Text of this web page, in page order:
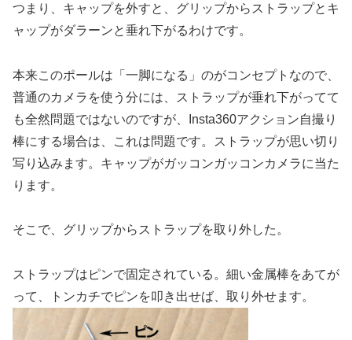
つまり、キャップを外すと、グリップからストラップとキ
ャップがダラーンと垂れ下がるわけです。
本来このポールは「一脚になる」のがコンセプトなので、
普通のカメラを使う分には、ストラップが垂れ下がってて
も全然問題ではないのですが、Insta360アクション自撮り
棒にする場合は、これは問題です。ストラップが思い切り
写り込みます。キャップがガッコンガッコンカメラに当た
ります。
そこで、グリップからストラップを取り外した。
ストラップはピンで固定されている。細い金属棒をあてが
って、トンカチでピンを叩き出せば、取り外せます。